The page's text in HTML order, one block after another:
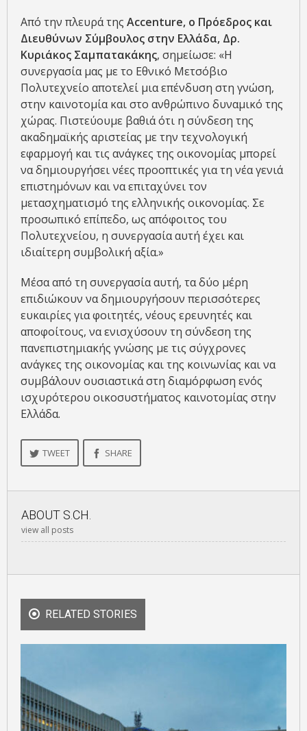
Από την πλευρά της Accenture, ο Πρόεδρος και
Διευθύνων Σύμβουλος στην Ελλάδα, Δρ.
Κυριάκος Σαμπατακάκης, σημείωσε: «Η
συνεργασία μας με το Εθνικό Μετσόβιο
Πολυτεχνείο αποτελεί μια επένδυση στη γνώση,
στην καινοτομία και στο ανθρώπινο δυναμικό της
χώρας. Πιστεύουμε βαθιά ότι η σύνδεση της
ακαδημαϊκής αριστείας με την τεχνολογική
εφαρμογή και τις ανάγκες της οικονομίας μπορεί
να δημιουργήσει νέες προοπτικές για τη νέα γενιά
επιστημόνων και να επιταχύνει τον
μετασχηματισμό της ελληνικής οικονομίας. Σε
προσωπικό επίπεδο, ως απόφοιτος του
Πολυτεχνείου, η συνεργασία αυτή έχει και
ιδιαίτερη συμβολική αξία.»
Μέσα από τη συνεργασία αυτή, τα δύο μέρη
επιδιώκουν να δημιουργήσουν περισσότερες
ευκαιρίες για φοιτητές, νέους ερευνητές και
αποφοίτους, να ενισχύσουν τη σύνδεση της
πανεπιστημιακής γνώσης με τις σύγχρονες
ανάγκες της οικονομίας και της κοινωνίας και να
συμβάλουν ουσιαστικά στη διαμόρφωση ενός
ισχυρότερου οικοσυστήματος καινοτομίας στην
Ελλάδα.
TWEET SHARE
ABOUT S.CH.
view all posts
RELATED STORIES